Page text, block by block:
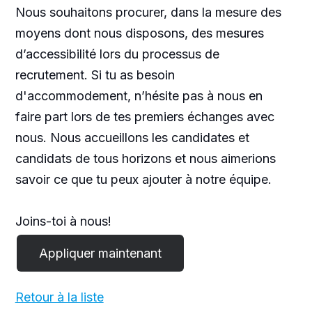
Nous souhaitons procurer, dans la mesure des
moyens dont nous disposons, des mesures
d’accessibilité lors du processus de
recrutement. Si tu as besoin
d'accommodement, n’hésite pas à nous en
faire part lors de tes premiers échanges avec
nous. Nous accueillons les candidates et
candidats de tous horizons et nous aimerions
savoir ce que tu peux ajouter à notre équipe.
Joins-toi à nous!
Retour à la liste